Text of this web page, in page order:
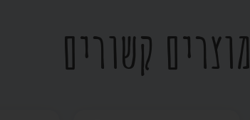
מוצרים קשורים